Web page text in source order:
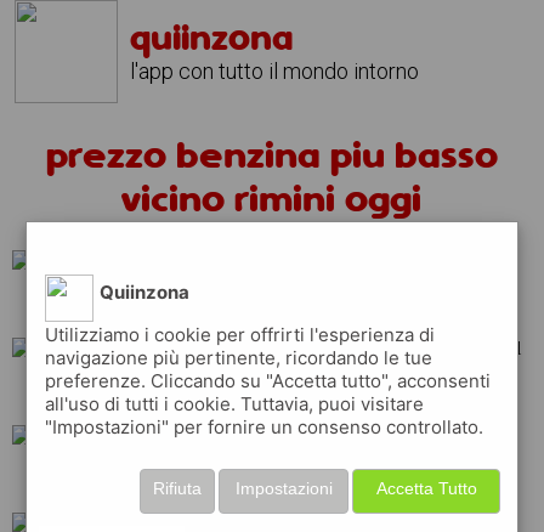
quiinzona
l'app con tutto il mondo intorno
prezzo benzina piu basso
vicino rimini oggi
repsol eni shell
tamoil
Quiinzona
Utilizziamo i cookie per offrirti l'esperienza di
navigazione più pertinente, ricordando le tue
preferenze. Cliccando su "Accetta tutto", acconsenti
all'uso di tutti i cookie. Tuttavia, puoi visitare
"Impostazioni" per fornire un consenso controllato.
Accetta Tutto
Impostazioni
Rifiuta